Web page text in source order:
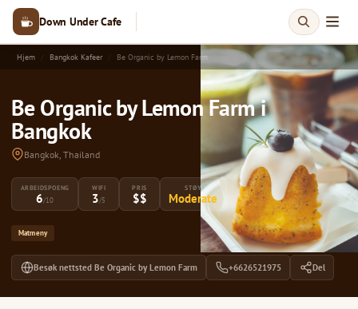
Down Under Cafe
Hjem Bangkok Kafeer Be Organic by Lemon Farm
Be Organic by Lemon Farm i
Bangkok
Bangkok, Thailand
ARBEIDSPOENG
6/10
WIFI
3/5
PRIS
$$
STØY
Moderate
Matmeny
Besøk nettsted Be Organic by Lemon Farm +6626521975 Del